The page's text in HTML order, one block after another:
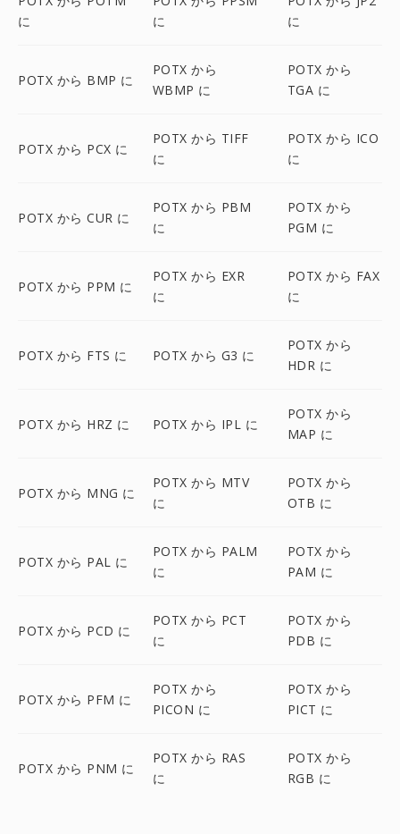
に
に
に
POTX から BMP に
POTX から
WBMP に
POTX から
TGA に
POTX から PCX に
POTX から TIFF
に
POTX から ICO
に
POTX から CUR に
POTX から PBM
に
POTX から
PGM に
POTX から PPM に
POTX から EXR
に
POTX から FAX
に
POTX から FTS に POTX から G3 に
POTX から
HDR に
POTX から HRZ に POTX から IPL に
POTX から
MAP に
POTX から MNG に
POTX から MTV
に
POTX から
OTB に
POTX から PAL に
POTX から PALM
に
POTX から
PAM に
POTX から PCD に
POTX から PCT
に
POTX から
PDB に
POTX から PFM に
POTX から
PICON に
POTX から
PICT に
POTX から PNM に
POTX から RAS
に
POTX から
RGB に